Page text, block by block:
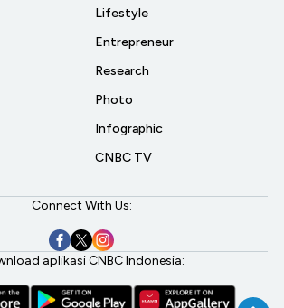
Lifestyle
Entrepreneur
Research
Photo
Infographic
CNBC TV
Connect With Us:
aplikasi CNBC Indonesia: